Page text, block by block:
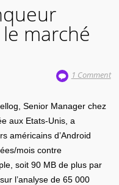
marché
1 Comment
Senior Manager chez
aux Etats-Unis, a
américains d’Android
mois contre
soit 90 MB de plus par
l’analyse de 65 000